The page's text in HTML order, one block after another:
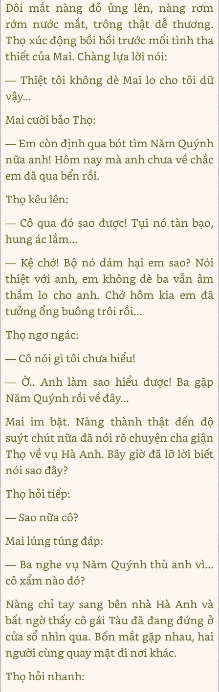
Đôi mắt nàng đỏ ửng lên, nàng rơm
rớm nước mắt, trông thật dễ thương.
Thọ xúc động bồi hồi trước mối tình tha
thiết của Mai. Chàng lựa lời nói:
— Thiệt tôi không dè Mai lo cho tôi dữ
vậy...
Mai cười bảo Thọ:
— Em còn định qua bót tìm Năm Quýnh
nữa anh! Hôm nay mà anh chưa về chắc
em đã qua bển rồi.
Thọ kêu lên:
— Cô qua đó sao được! Tụi nó tàn bạo,
hung ác lắm...
— Kệ chớ! Bộ nó dám hại em sao? Nói
thiệt với anh, em không dè ba vẫn âm
thầm lo cho anh. Chớ hôm kia em đã
tưởng ổng buông trôi rồi...
Thọ ngơ ngác:
— Cô nói gì tôi chưa hiểu!
— Ờ.. Anh làm sao hiểu được! Ba gặp
Năm Quýnh rồi về đây...
Mai im bặt. Nàng thành thật đến độ
suýt chút nữa đã nói rõ chuyện cha giận
Thọ về vụ Hà Anh. Bây giờ đã lỡ lời biết
nói sao đây?
Thọ hỏi tiếp:
— Sao nữa cô?
Mai lúng túng đáp:
— Ba nghe vụ Năm Quýnh thù anh vì...
cô xẩm nào đó?
Nàng chỉ tay sang bên nhà Hà Anh và
bất ngờ thấy cô gái Tàu đã đang đứng ở
cửa sổ nhìn qua. Bốn mắt gặp nhau, hai
người cùng quay mặt đi nơi khác.
Thọ hỏi nhanh: